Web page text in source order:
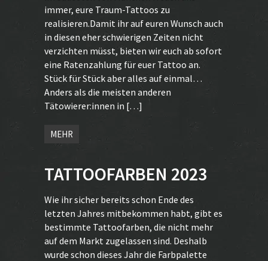
immer, eure Traum-Tattoos zu
realisieren.Damit ihr auf euren Wunsch auch
in diesen eher schwierigen Zeiten nicht
verzichten müsst, bieten wir euch ab sofort
eine Ratenzahlung für euer Tattoo an.
Stück für Stück aber alles auf einmal…
Anders als die meisten anderen
Tätowierer:innen in […]
MEHR
TATTOOFARBEN 2023
Wie ihr sicher bereits schon Ende des
letzten Jahres mitbekommen habt, gibt es
bestimmte Tattoofarben, die nicht mehr
auf dem Markt zugelassen sind. Deshalb
wurde schon dieses Jahr die Farbpalette